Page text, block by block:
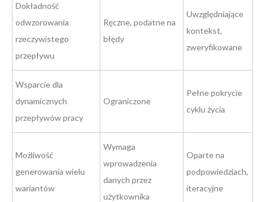
Dokładność
odwzorowania
rzeczywistego
przepływu
Ręczne, podatne na
błędy
Uwzględniające
kontekst,
zweryfikowane
Wsparcie dla
dynamicznych
przepływów pracy
Ograniczone
Pełne pokrycie
cyklu życia
Możliwość
generowania wielu
wariantów
Wymaga
wprowadzenia
danych przez
użytkownika
Oparte na
podpowiedziach,
iteracyjne